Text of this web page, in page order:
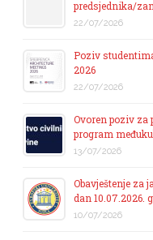
predsjednika/
22/07/2026
Poziv
2026
22/07/2026
Ovoren poziv za
program
13/07/2026
Obavještenje za
dan 10.07.2026.
10/07/2026